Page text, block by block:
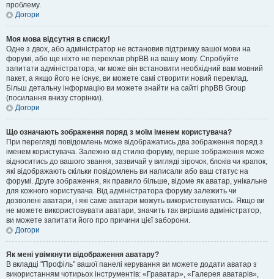
проблему.
Догори
Моя мова відсутня в списку!
Одне з двох, або адміністратор не встановив підтримку вашої мови на
форумі, або ще ніхто не переклав phpBB на вашу мову. Спробуйте
запитати адміністратора, чи може він встановити необхідний вам мовний
пакет, а якщо його не існує, ви можете самі створити новий переклад.
Більш детальну інформацію ви можете знайти на сайті phpBB Group
(посилання внизу сторінки).
Догори
Що означають зображення поряд з моїм іменем користувача?
При перегляді повідомлень може відображатись два зображення поряд з
іменем користувача. Залежно від стилю форуму, перше зображення може
відноситись до вашого звання, зазвичай у вигляді зірочок, блоків чи крапок,
які відображають скільки повідомлень ви написали або ваш статус на
форумі. Друге зображення, як правило більше, відоме як аватар, унікальне
для кожного користувача. Від адміністратора форуму залежить чи
дозволені аватари, і які саме аватари можуть використовуватись. Якщо ви
не можете використовувати аватари, значить так вирішив адміністратор,
ви можете запитати його про причини цієї заборони.
Догори
Як мені увімкнути відображення аватару?
В вкладці "Профіль" вашої панелі керування ви можете додати аватар з
використанням чотирьох інструментів: «Граватар», «Галерея аватарів»,